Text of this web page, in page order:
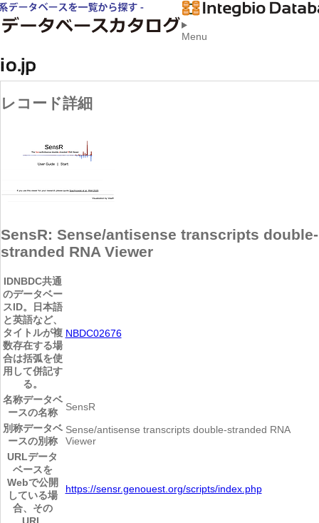
Menu
レコード詳細
SensR: Sense/antisense transcripts double-
stranded RNA Viewer
IDNBDC共通
のデータベー
スID。日本語
と英語など、
タイトルが複
数存在する場
合は括弧を使
用して併記す
る。
NBDC02676
名称データベ
ースの名称
SensR
別称データベ
ースの別称
Sense/antisense transcripts double-stranded RNA
Viewer
URLデータ
ベースを
Webで公開
している場
合、その
URL
https://sensr.genouest.org/scripts/index.php